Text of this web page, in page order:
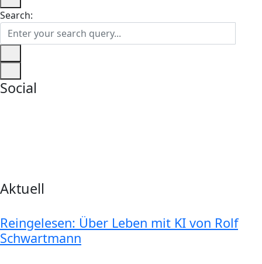
Search:
Social
Aktuell
Reingelesen: Über Leben mit KI von Rolf
Schwartmann